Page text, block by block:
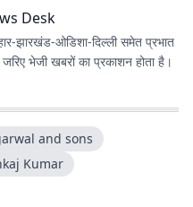
Desk
झारखंड-ओडिशा-दिल्‍ली समेत प्रभात
भेजी खबरों का प्रकाशन होता है।
and sons
Kumar